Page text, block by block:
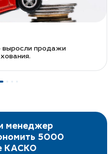
выросли продажи
менеджер
5000
КАСКО